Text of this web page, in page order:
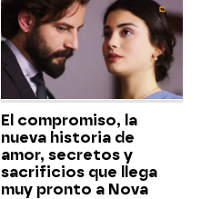
El compromiso, la
nueva historia de
amor, secretos y
sacrificios que llega
muy pronto a Nova